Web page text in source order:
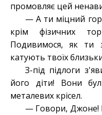
промовляє цей
— А ти міцний
крім фізичних
Подивимося, як ти
катують твоїх
З-під підлоги
його діти! Вони
металевих крісел.
— Говори, Джоне!